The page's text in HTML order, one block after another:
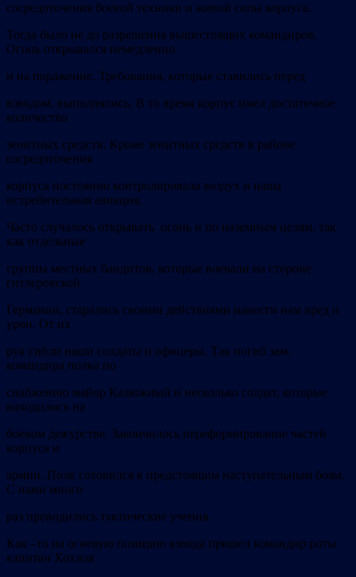
сосредоточения боевой техники и живой силы корпуса.
Тогда было не до разрешения вышестоящих командиров.
Огонь открывался немедленно
и на поражение. Требования, которые ставились перед
взводом, выполнялись. В то время корпус имел достаточное
количество
зенитных средств. Кроме зенитных средств в районе
сосредоточения
корпуса постоянно контролировала воздух и наша
истребительная авиация.
Часто случалось открывать огонь и по наземным целям, так
как отдельные
группы местных бандитов, которые воевали на стороне
гитлеровской
Германии, старались своими действиями нанести нам вред и
урон. От их
рук гибли наши солдаты и офицеры. Так погиб зам.
командира полка по
снабжению майор Калюжный и несколько солдат, которые
находились на
боевом дежурстве. Закончилось переформирование частей
корпуса и
армии. Полк готовился к предстоящим наступательным боям.
С нами много
раз проводились тактические учения.
Как –то на огневую позицию взвода пришел командир роты
капитан Хохлов